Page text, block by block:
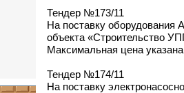
Тендер №173/11
На поставку
объекта «Строительство
Максимальная цена
Тендер №174/11
На поставку